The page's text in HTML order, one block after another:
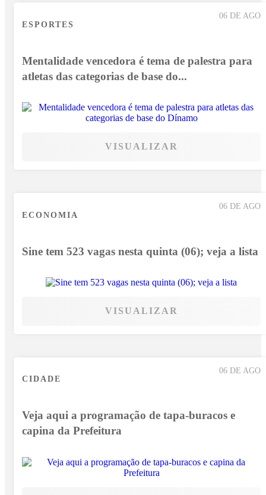
06 DE AGO
ESPORTES
Mentalidade vencedora é tema de palestra para
atletas das categorias de base do...
VISUALIZAR
06 DE AGO
ECONOMIA
Sine tem 523 vagas nesta quinta (06); veja a lista
VISUALIZAR
06 DE AGO
CIDADE
Veja aqui a programação de tapa-buracos e
capina da Prefeitura